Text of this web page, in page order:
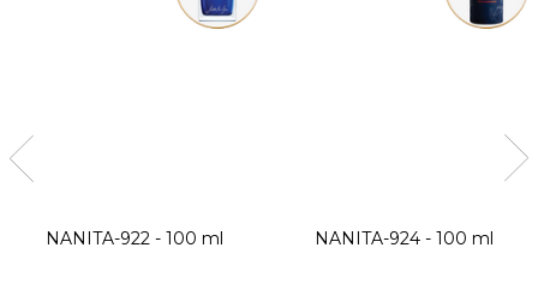
NANITA-922 - 100 ml NANITA-924 - 100 ml